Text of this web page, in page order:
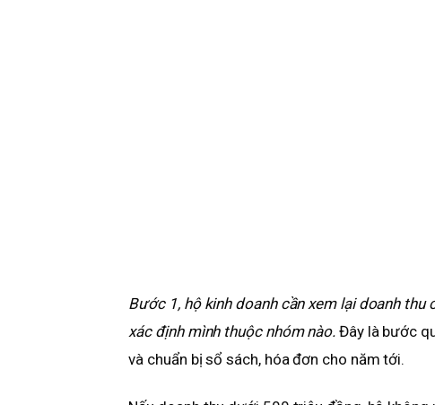
Bước 1, hộ kinh doanh cần xem lại doanh
xác định mình thuộc nhóm nào. Đây là bước
và chuẩn bị sổ sách, hóa đơn cho năm tới.